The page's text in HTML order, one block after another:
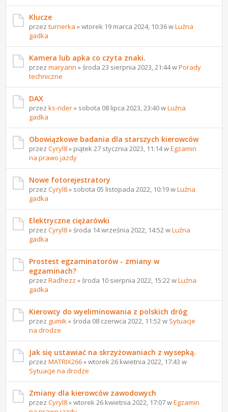
Klucze
przezturnerka » wtorek 19 marca 2024, 10:36 wLuźna
gadka
Kamera lub apka co czyta znaki.
przezmaryann » środa 23 sierpnia 2023, 21:44 wPorady
techniczne
DAX
przezks-rider» sobota 08 lipca 2023, 23:40 wLuźna
gadka
Obowiązkowe badania dla starszych kierowców
przezCyryl8» piątek 27 stycznia 2023, 11:14 wEgzamin
na prawo jazdy
Nowe fotorejestratory
przezCyryl8» sobota 05 listopada 2022, 10:19 wLuźna
gadka
Elektryczne ciężarówki
przezCyryl8» środa 14 września 2022, 14:52 wLuźna
gadka
Prostest egzaminatorów - zmiany w
egzaminach?
przezRadhezz » środa 10 sierpnia 2022, 15:22 wLuźna
gadka
Kierowcy do wyeliminowania z polskich dróg
przez gumik » środa 08 czerwca 2022, 11:52 w Sytuacje
na drodze
Jak się ustawiać na skrzyżowaniach z wysepką.
przezMATRIX266» wtorek 26 kwietnia 2022, 17:43 w
Sytuacje na drodze
Zmiany dla kierowców zawodowych
przezCyryl8» wtorek 26 kwietnia 2022, 17:07 wEgzamin